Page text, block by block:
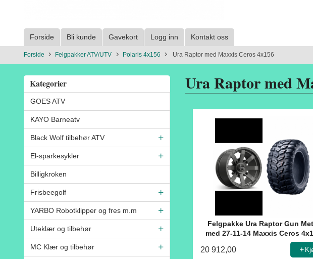
Forside Bli kunde Gavekort Logg inn Kontakt oss
Forside Felgpakker ATV/UTV Polaris 4x156 Ura Raptor med Maxxis Ceros 4x156
Kategorier
GOES ATV
KAYO Barneatv
Black Wolf tilbehør ATV
El-sparkesykler
Billigkroken
Frisbeegolf
YARBO Robotklipper og fres m.m
Uteklær og tilbehør
MC Klær og tilbehør
Ura Raptor med
Felgpakke Ura Raptor Gun
med 27-11-14 Maxxis Ceros
20 912,00